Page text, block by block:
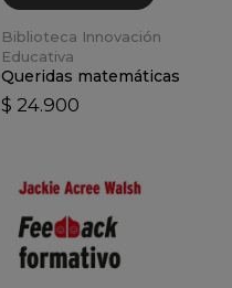
Biblioteca Innovación
Educativa
Queridas matemáticas
$ 24.900